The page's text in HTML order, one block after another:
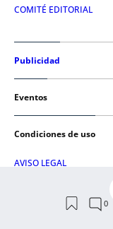
COMITÉ EDITORIAL
Publicidad
Eventos
Condiciones de uso
AVISO LEGAL
POLÍTICA DE COOKIES